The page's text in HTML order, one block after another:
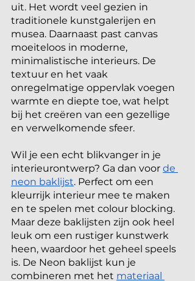
uit. Het wordt veel gezien in
traditionele kunstgalerijen en
musea. Daarnaast past canvas
moeiteloos in moderne,
minimalistische interieurs. De
textuur en het vaak
onregelmatige oppervlak voegen
warmte en diepte toe, wat helpt
bij het creëren van een gezellige
en verwelkomende sfeer.
Wil je een echt blikvanger in je
interieurontwerp? Ga dan voor de
neon baklijst. Perfect om een
kleurrijk interieur mee te maken
en te spelen met colour blocking.
Maar deze baklijsten zijn ook heel
leuk om een rustiger kunstwerk
heen, waardoor het geheel speels
is. De Neon baklijst kun je
combineren met het materiaal